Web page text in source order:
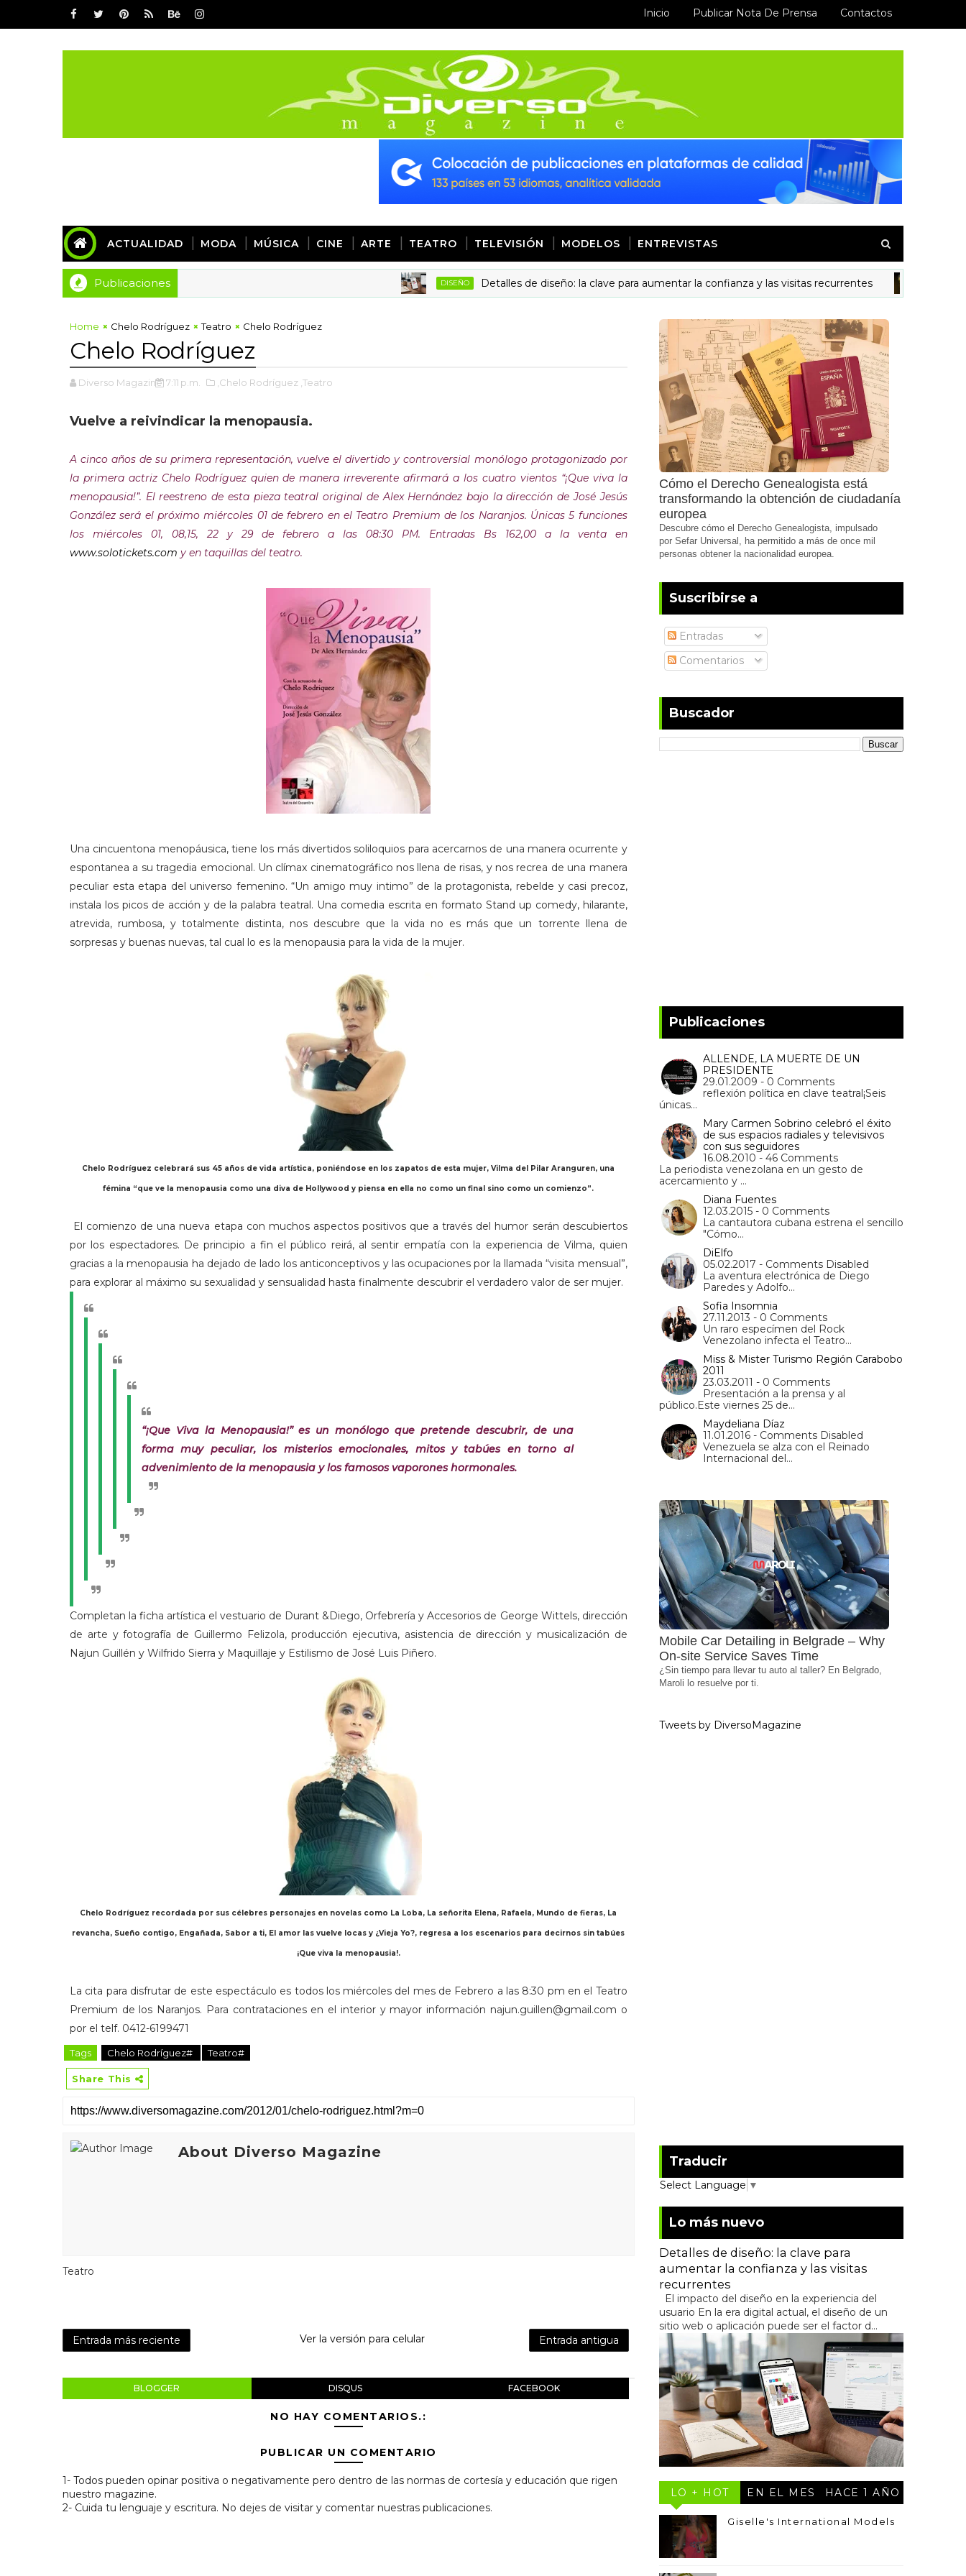
Inicio Publicar Nota De Prensa Contactos
ACTUALIDAD MODA MÚSICA CINE ARTE TEATRO TELEVISIÓN MODELOS ENTREVISTAS
Publicaciones DISEÑO Detalles de diseño: la clave para aumentar la confianza y las visitas recurrentes MODELOS
Home Chelo Rodríguez Teatro Chelo Rodríguez
Chelo Rodríguez
Diverso Magazine 7:11 p.m. ,Chelo Rodríguez ,Teatro
Vuelve a reivindicar la menopausia.
A cinco años de su primera representación, vuelve el divertido y controversial monólogo protagonizado por
la primera actriz Chelo Rodríguez quien de manera irreverente afirmará a los cuatro vientos “¡Que viva la
menopausia!”. El reestreno de esta pieza teatral original de Alex Hernández bajo la dirección de José Jesús
González será el próximo miércoles 01 de febrero en el Teatro Premium de los Naranjos. Únicas 5 funciones
los miércoles 01, 08,15, 22 y 29 de febrero a las 08:30 PM. Entradas Bs 162,00 a la venta en
www.solotickets.com y en taquillas del teatro.
Una cincuentona menopáusica, tiene los más divertidos soliloquios para acercarnos de una manera ocurrente y
espontanea a su tragedia emocional. Un clímax cinematográfico nos llena de risas, y nos recrea de una manera
peculiar esta etapa del universo femenino. “Un amigo muy intimo” de la protagonista, rebelde y casi precoz,
instala los picos de acción y de la palabra teatral. Una comedia escrita en formato Stand up comedy, hilarante,
atrevida, rumbosa, y totalmente distinta, nos descubre que la vida no es más que un torrente llena de
sorpresas y buenas nuevas, tal cual lo es la menopausia para la vida de la mujer.
Chelo Rodríguez celebrará sus 45 años de vida artística, poniéndose en los zapatos de esta mujer, Vilma del Pilar Aranguren, una
fémina “que ve la menopausia como una diva de Hollywood y piensa en ella no como un final sino como un comienzo”.
El comienzo de una nueva etapa con muchos aspectos positivos que a través del humor serán descubiertos
por los espectadores. De principio a fin el público reirá, al sentir empatía con la experiencia de Vilma, quien
gracias a la menopausia ha dejado de lado los anticonceptivos y las ocupaciones por la llamada “visita mensual”,
para explorar al máximo su sexualidad y sensualidad hasta finalmente descubrir el verdadero valor de ser mujer.
“¡Que Viva la Menopausia!” es un monólogo que pretende descubrir, de una
forma muy peculiar, los misterios emocionales, mitos y tabúes en torno al
advenimiento de la menopausia y los famosos vaporones hormonales.
Completan la ficha artística el vestuario de Durant &Diego, Orfebrería y Accesorios de George Wittels, dirección
de arte y fotografía de Guillermo Felizola, producción ejecutiva, asistencia de dirección y musicalización de
Najun Guillén y Wilfrido Sierra y Maquillaje y Estilismo de José Luis Piñero.
Chelo Rodríguez recordada por sus célebres personajes en novelas como La Loba, La señorita Elena, Rafaela, Mundo de fieras, La
revancha, Sueño contigo, Engañada, Sabor a ti, El amor las vuelve locas y ¿Vieja Yo?, regresa a los escenarios para decirnos sin tabúes
¡Que viva la menopausia!.
La cita para disfrutar de este espectáculo es todos los miércoles del mes de Febrero a las 8:30 pm en el Teatro
Premium de los Naranjos. Para contrataciones en el interior y mayor información najun.guillen@gmail.com o
por el telf. 0412-6199471
Tags Chelo Rodríguez# Teatro#
Share This
About Diverso Magazine
Teatro
Entrada más reciente Entrada antigua
Ver la versión para celular
BLOGGER DISQUS FACEBOOK
NO HAY COMENTARIOS.:
PUBLICAR UN COMENTARIO
1- Todos pueden opinar positiva o negativamente pero dentro de las normas de cortesía y educación que rigen
nuestro magazine.
2- Cuida tu lenguaje y escritura. No dejes de visitar y comentar nuestras publicaciones.
Cómo el Derecho Genealogista está
transformando la obtención de ciudadanía
europea
Descubre cómo el Derecho Genealogista, impulsado
por Sefar Universal, ha permitido a más de once mil
personas obtener la nacionalidad europea.
Suscribirse a
Entradas
Comentarios
Buscador
Publicaciones
ALLENDE, LA MUERTE DE UN
PRESIDENTE
29.01.2009 - 0 Comments
reflexión política en clave teatral¡Seis
únicas…
Mary Carmen Sobrino celebró el éxito
de sus espacios radiales y televisivos
con sus seguidores
16.08.2010 - 46 Comments
La periodista venezolana en un gesto de
acercamiento y …
Diana Fuentes
12.03.2015 - 0 Comments
La cantautora cubana estrena el sencillo
"Cómo…
DiElfo
05.02.2017 - Comments Disabled
La aventura electrónica de Diego
Paredes y Adolfo…
Sofia Insomnia
27.11.2013 - 0 Comments
Un raro especímen del Rock
Venezolano infecta el Teatro…
Miss & Mister Turismo Región Carabobo
2011
23.03.2011 - 0 Comments
Presentación a la prensa y al
público.Este viernes 25 de…
Maydeliana Díaz
11.01.2016 - Comments Disabled
Venezuela se alza con el Reinado
Internacional del…
Mobile Car Detailing in Belgrade – Why
On-site Service Saves Time
¿Sin tiempo para llevar tu auto al taller? En Belgrado,
Maroli lo resuelve por ti.
Tweets by DiversoMagazine
Traducir
Select Language ▼
Lo más nuevo
Detalles de diseño: la clave para
aumentar la confianza y las visitas
recurrentes
El impacto del diseño en la experiencia del
usuario En la era digital actual, el diseño de un
sitio web o aplicación puede ser el factor d...
LO + HOT EN EL MES HACE 1 AÑO
Giselle's International Models